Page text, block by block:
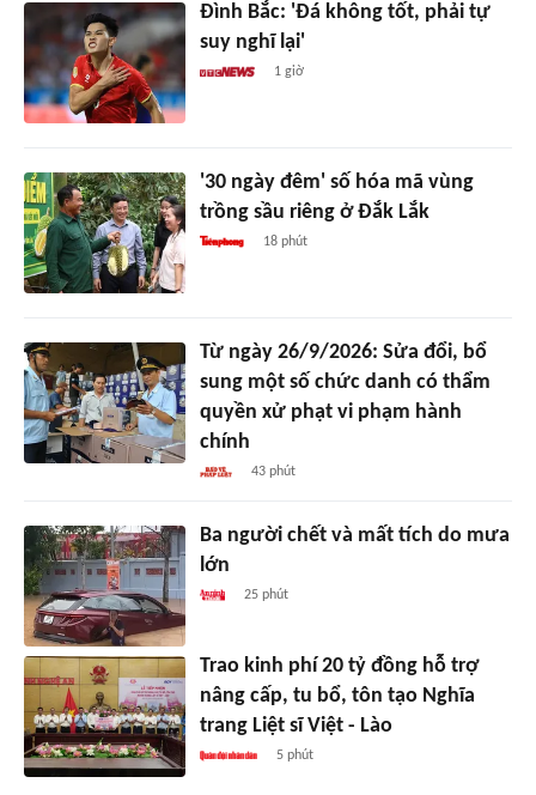
Đình Bắc: 'Đá không tốt, phải tự
suy nghĩ lại'
1 giờ
'30 ngày đêm' số hóa mã vùng
trồng sầu riêng ở Đắk Lắk
18 phút
Từ ngày 26/9/2026: Sửa đổi, bổ
sung một số chức danh có thẩm
quyền xử phạt vi phạm hành
chính
43 phút
Ba người chết và mất tích do mưa
lớn
25 phút
Trao kinh phí 20 tỷ đồng hỗ trợ
nâng cấp, tu bổ, tôn tạo Nghĩa
trang Liệt sĩ Việt - Lào
5 phút